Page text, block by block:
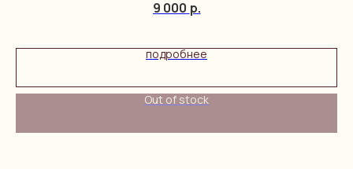
9 000 р.
подробнее
Out of stock